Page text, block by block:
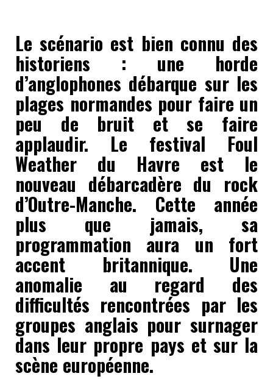
Le scénario est bien connu des
historiens : une horde
d’anglophones débarque sur les
plages normandes pour faire un
peu de bruit et se faire
applaudir. Le festival Foul
Weather du Havre est le
nouveau débarcadère du rock
d’Outre-Manche. Cette année
plus que jamais, sa
programmation aura un fort
accent britannique. Une
anomalie au regard des
difficultés rencontrées par les
groupes anglais pour surnager
dans leur propre pays et sur la
scène européenne.